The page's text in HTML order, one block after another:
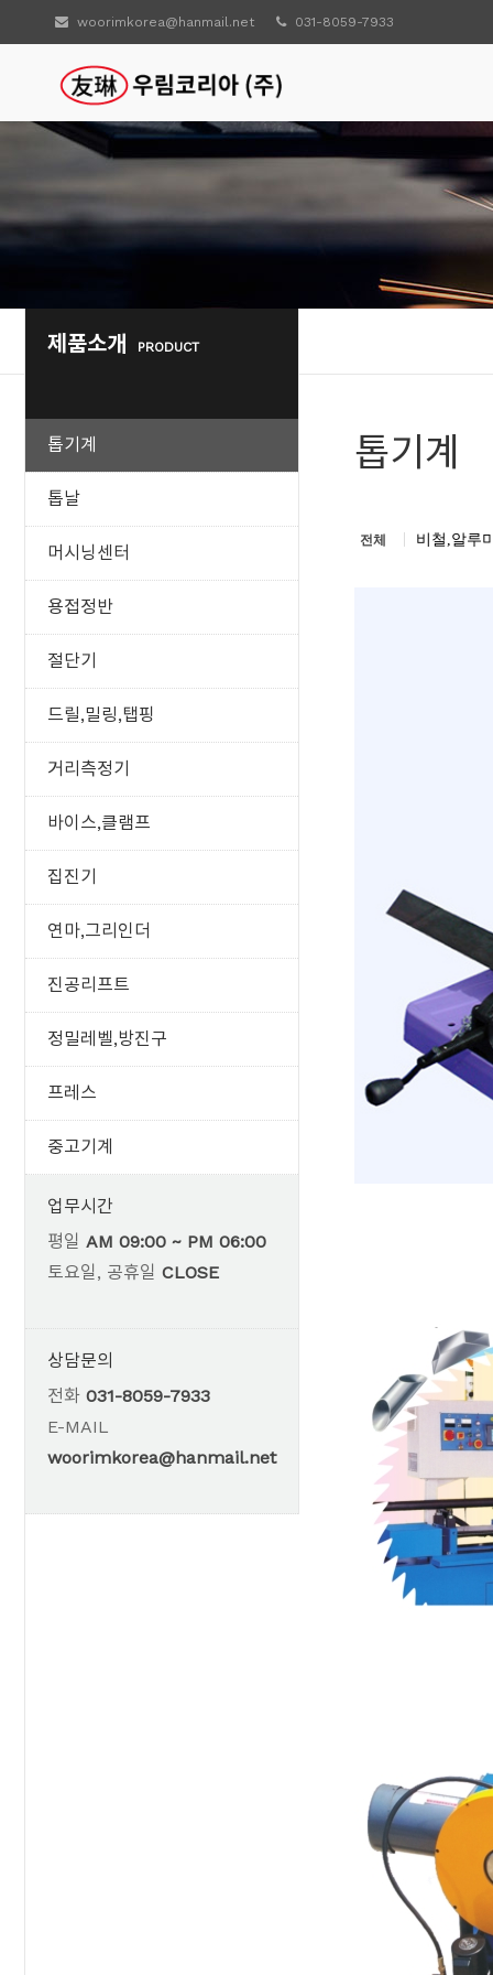
woorimkorea@hanmail.net 031-8059-7933
제품소개 PRODUCT
톱기계
톱날
머시닝센터
용접정반
절단기
드릴,밀링,탭핑
거리측정기
바이스,클램프
집진기
연마,그리인더
진공리프트
정밀레벨,방진구
프레스
중고기계
업무시간
평일 AM 09:00 ~ PM 06:00
토요일, 공휴일 CLOSE
상담문의
전화 031-8059-7933
E-MAIL
woorimkorea@hanmail.net
톱기계
전체 비철,알루